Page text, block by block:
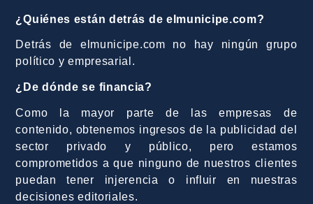
¿Quiénes están detrás de elmunicipe.com?
Detrás de elmunicipe.com no hay ningún grupo
político y empresarial.
¿De dónde se financia?
Como la mayor parte de las empresas de
contenido, obtenemos ingresos de la publicidad del
sector privado y público, pero estamos
comprometidos a que ninguno de nuestros clientes
puedan tener injerencia o influir en nuestras
decisiones editoriales.